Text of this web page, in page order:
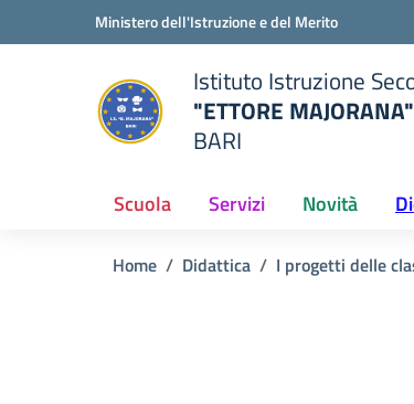
Vai ai contenuti
Vai al menu di navigazioneMinistero dell'Istruzione e del Merito
scuola
Istituto Istruzione
"ETTORE MAJORANA"
BARI
Scuola Servizi Novità
Home Didattica I progetti delle